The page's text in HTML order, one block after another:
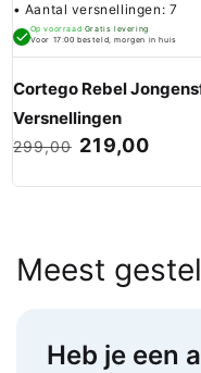
• Aantal versnellingen: 7
Op voorraad Gratis levering
Voor 17:00 besteld, morgen in huis
Cortego Rebel
Versnellingen
299,00 219,00
Meest
Heb je een